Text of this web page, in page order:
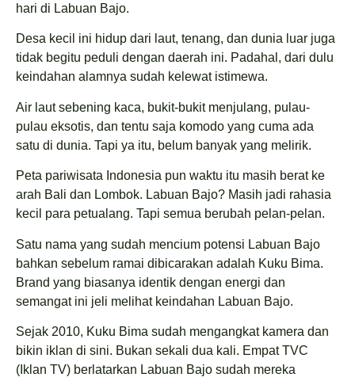
hari di Labuan Bajo.
Desa kecil ini hidup dari laut, tenang, dan dunia luar juga
tidak begitu peduli dengan daerah ini. Padahal, dari dulu
keindahan alamnya sudah kelewat istimewa.
Air laut sebening kaca, bukit-bukit menjulang, pulau-
pulau eksotis, dan tentu saja komodo yang cuma ada
satu di dunia. Tapi ya itu, belum banyak yang melirik.
Peta pariwisata Indonesia pun waktu itu masih berat ke
arah Bali dan Lombok. Labuan Bajo? Masih jadi rahasia
kecil para petualang. Tapi semua berubah pelan-pelan.
Satu nama yang sudah mencium potensi Labuan Bajo
bahkan sebelum ramai dibicarakan adalah Kuku Bima.
Brand yang biasanya identik dengan energi dan
semangat ini jeli melihat keindahan Labuan Bajo.
Sejak 2010, Kuku Bima sudah mengangkat kamera dan
bikin iklan di sini. Bukan sekali dua kali. Empat TVC
(Iklan TV) berlatarkan Labuan Bajo sudah mereka